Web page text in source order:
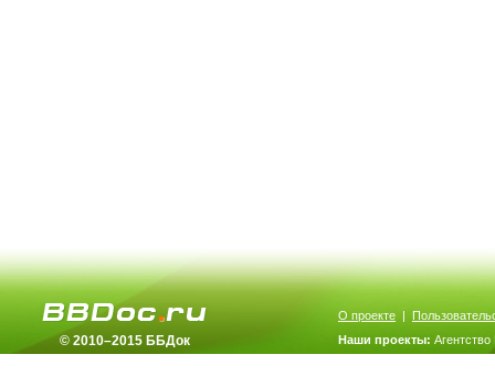
© 2010–2015 ББДок
О проекте |
Наши проекты: